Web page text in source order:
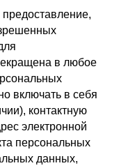
в любое
включать в себя
контактную
электронной
персональных
данных,